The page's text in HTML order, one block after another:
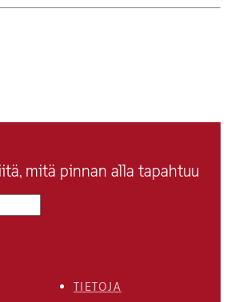
TIETOJA
mitä pinnan alla tapahtuu